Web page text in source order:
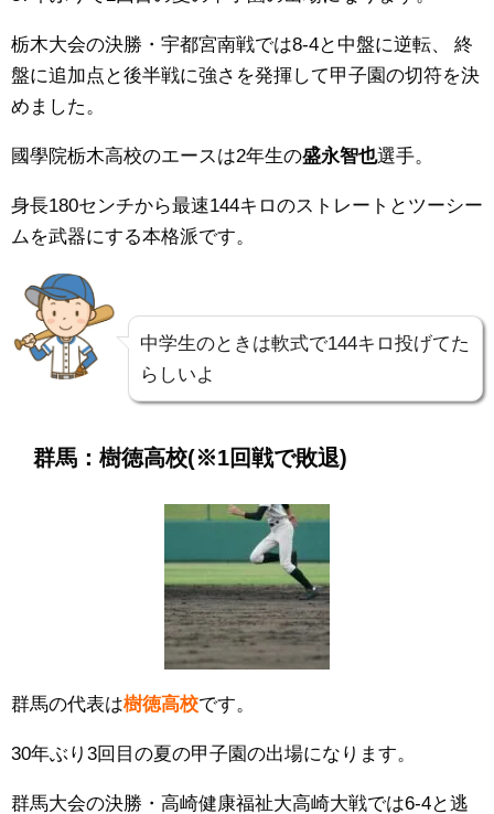
栃木大会の決勝・宇都宮南戦では8-4と中盤に逆転、
終
盤に追加点と後半戦に強さを発揮して甲子園の切符を決
めました。
國學院栃木高校のエースは2年生の盛永智也選手。
身長180センチから最速144キロのストレートとツーシー
ムを武器にする本格派です。
中学生のときは軟式で144キロ投げてた
らしいよ
群馬：樹徳高校(※1回戦で敗退)
群馬の代表は樹徳高校です。
30年ぶり3回目の夏の甲子園の出場になります。
群馬大会の決勝・ 高崎健康福祉大高崎大戦では6-4と逃